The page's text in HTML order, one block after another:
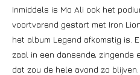
Inmiddels is Mo Ali ook het
voortvarend gestart met Iron
het album Legend afkomstig is.
zaal in een dansende, zingende
dat zou de hele avond zo blijven.